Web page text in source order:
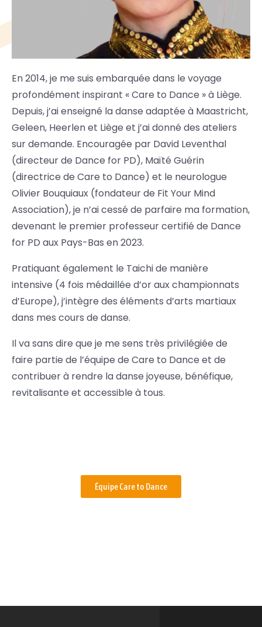
En 2014, je me suis embarquée dans le voyage
profondément inspirant « Care to Dance » à Liège.
Depuis, j’ai enseigné la danse adaptée à Maastricht,
Geleen, Heerlen et Liège et j’ai donné des ateliers
sur demande. Encouragée par David Leventhal
(directeur de Dance for PD), Maïté Guérin
(directrice de Care to Dance) et le neurologue
Olivier Bouquiaux (fondateur de Fit Your Mind
Association), je n’ai cessé de parfaire ma formation,
devenant le premier professeur certifié de Dance
for PD aux Pays-Bas en 2023.
Pratiquant également le Taichi de manière
intensive (4 fois médaillée d’or aux championnats
d’Europe), j’intègre des éléments d’arts martiaux
dans mes cours de danse.
Il va sans dire que je me sens très privilégiée de
faire partie de l’équipe de Care to Dance et de
contribuer à rendre la danse joyeuse, bénéfique,
revitalisante et accessible à tous.
Équipe Care to Dance